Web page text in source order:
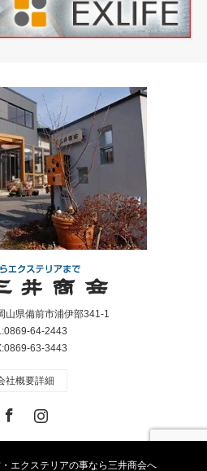
山県備前市浦伊部341-1
64-2443
63-3443
社概要詳細
エクステリアの事なら三井商会へ